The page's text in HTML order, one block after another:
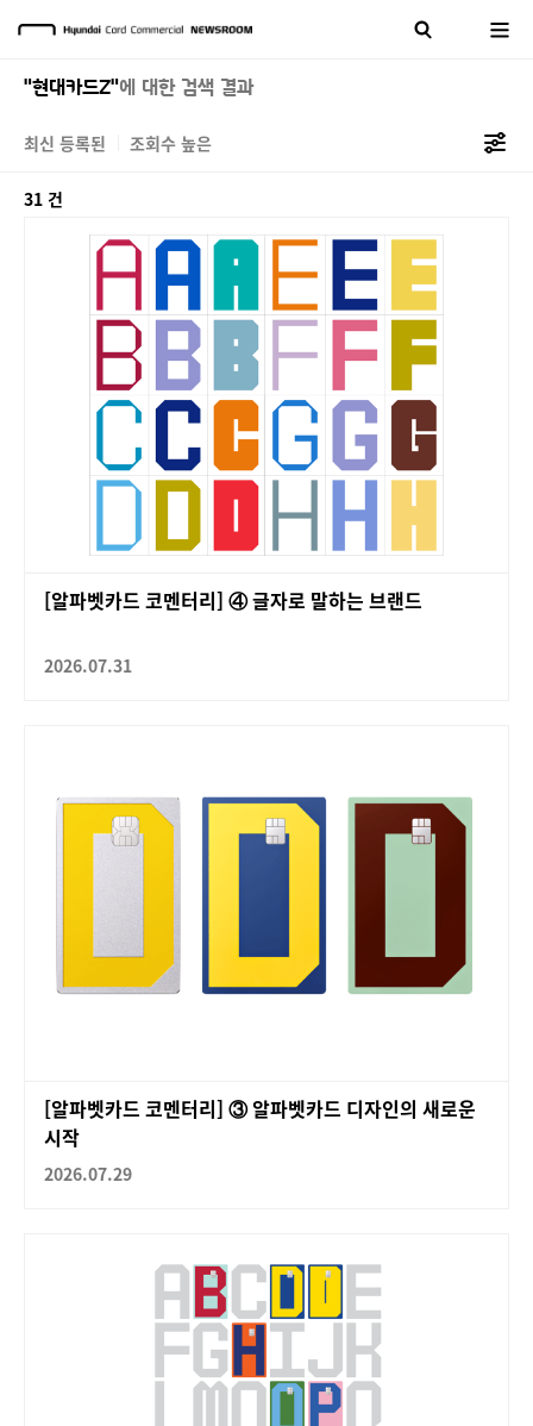
"현대카드Z"에 대한 검색 결과
최신 등록된 조회수 높은
31 건
[알파벳카드 코멘터리] ④ 글자로 말하는 브랜드
2026.07.31
[알파벳카드 코멘터리] ③ 알파벳카드 디자인의 새로운
시작
2026.07.29